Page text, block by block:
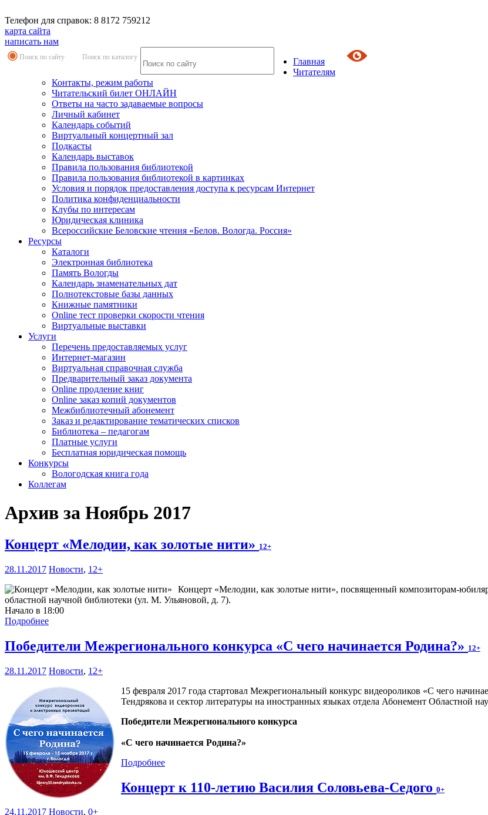
Телефон для справок: 8 8172 759212
карта сайта
написать нам
Поиск по сайту Поиск по каталогу
Главная
Читателям
Контакты, режим работы
Читательский билет ОНЛАЙН
Ответы на часто задаваемые вопросы
Личный кабинет
Календарь событий
Виртуальный концертный зал
Подкасты
Календарь выставок
Правила пользования библиотекой
Правила пользования библиотекой в картинках
Условия и порядок предоставления доступа к ресурсам Интернет
Политика конфиденциальности
Клубы по интересам
Юридическая клиника
Всероссийские Беловские чтения «Белов. Вологда. Россия»
Ресурсы
Каталоги
Электронная библиотека
Память Вологды
Календарь знаменательных дат
Полнотекстовые базы данных
Книжные памятники
Online тест проверки скорости чтения
Виртуальные выставки
Услуги
Перечень предоставляемых услуг
Интернет-магазин
Виртуальная справочная служба
Предварительный заказ документа
Online продление книг
Online заказ копий документов
Межбиблиотечный абонемент
Заказ и редактирование тематических списков
Библиотека – педагогам
Платные услуги
Бесплатная юридическая помощь
Конкурсы
Вологодская книга года
Коллегам
Архив за Ноябрь 2017
Концерт «Мелодии, как золотые нити» 12+
28.11.2017 Новости, 12+
Концерт «Мелодии, как золотые нити», посвященный композиторам-
областной научной библиотеки (ул. М. Ульяновой, д. 7).
Начало в 18:00
Подробнее
Победители Межрегионального конкурса «С чего начинается Родина?» 12+
28.11.2017 Новости, 12+
15 февраля 2017 года стартовал Межрегиональный конкурс видеороликов «С чего
Тендрякова и сектор литературы на иностранных языках отдела Абонемент Областной
Победители Межрегионального конкурса
«С чего начинается Родина?»
Подробнее
Концерт к 110-летию Василия Соловьева-Седого 0+
24.11.2017 Новости, 0+